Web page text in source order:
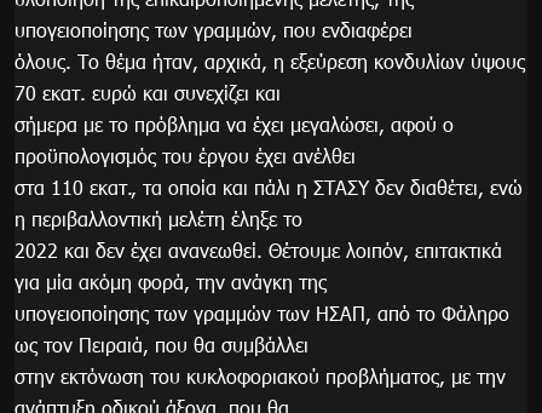
υπογειοποίησης των γραμμών, που ενδιαφέρει
όλους. Το θέμα ήταν, αρχικά, η εξεύρεση κονδυλίων ύψους
70 εκατ. ευρώ και συνεχίζει και
σήμερα με το πρόβλημα να έχει μεγαλώσει, αφού ο
προϋπολογισμός του έργου έχει ανέλθει
στα 110 εκατ., τα οποία και πάλι η ΣΤΑΣΥ δεν διαθέτει, ενώ
η περιβαλλοντική μελέτη έληξε το
2022 και δεν έχει ανανεωθεί. Θέτουμε λοιπόν, επιτακτικά
για μία ακόμη φορά, την ανάγκη της
υπογειοποίησης των γραμμών των ΗΣΑΠ, από το Φάληρο
ως τον Πειραιά, που θα συμβάλλει
στην εκτόνωση του κυκλοφοριακού προβλήματος, με την
ανάπτυξη οδικού άξονα, που θα